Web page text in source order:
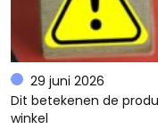
29 juni 2026
Dit betekenen de
winkel